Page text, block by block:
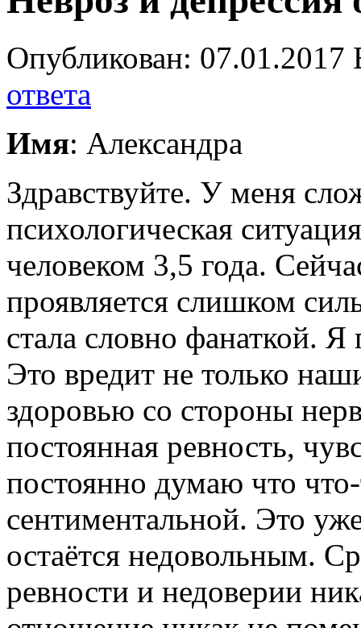
Опубликован:
ответа
Имя: Александра
Здравствуйте. У меня
психологическая
человеком 3,5 года.
проявляется слишком
стала словно фанаткой.
Это вредит не только
здоровью со стороны
постоянная ревность,
постоянно думаю что
сентиментальной. Это
остаётся недовольным.
ревности и недоверии